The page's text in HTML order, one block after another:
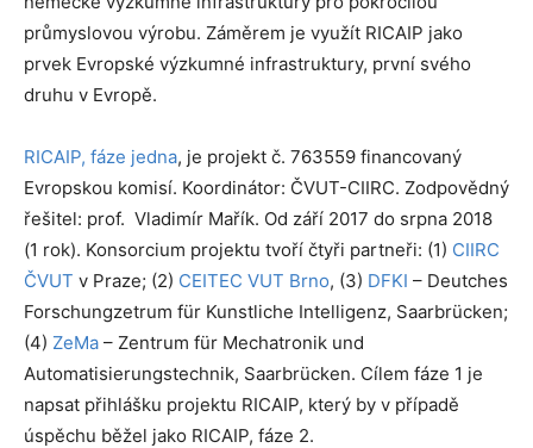
průmyslovou výrobu. Záměrem je využít RICAIP jako
prvek Evropské výzkumné infrastruktury, první svého
druhu v Evropě.
RICAIP, fáze jedna, je projekt č. 763559 financovaný
Evropskou komisí. Koordinátor: ČVUT-CIIRC. Zodpovědný
řešitel: prof. Vladimír Mařík. Od září 2017 do srpna 2018
(1 rok). Konsorcium projektu tvoří čtyři partneři: (1) CIIRC
ČVUT v Praze; (2) CEITEC VUT Brno, (3) DFKI – Deutches
Forschungzetrum für Kunstliche Intelligenz, Saarbrücken;
(4) ZeMa – Zentrum für Mechatronik und
Automatisierungstechnik, Saarbrücken. Cílem fáze 1 je
napsat přihlášku projektu RICAIP, který by v případě
úspěchu běžel jako RICAIP, fáze 2.